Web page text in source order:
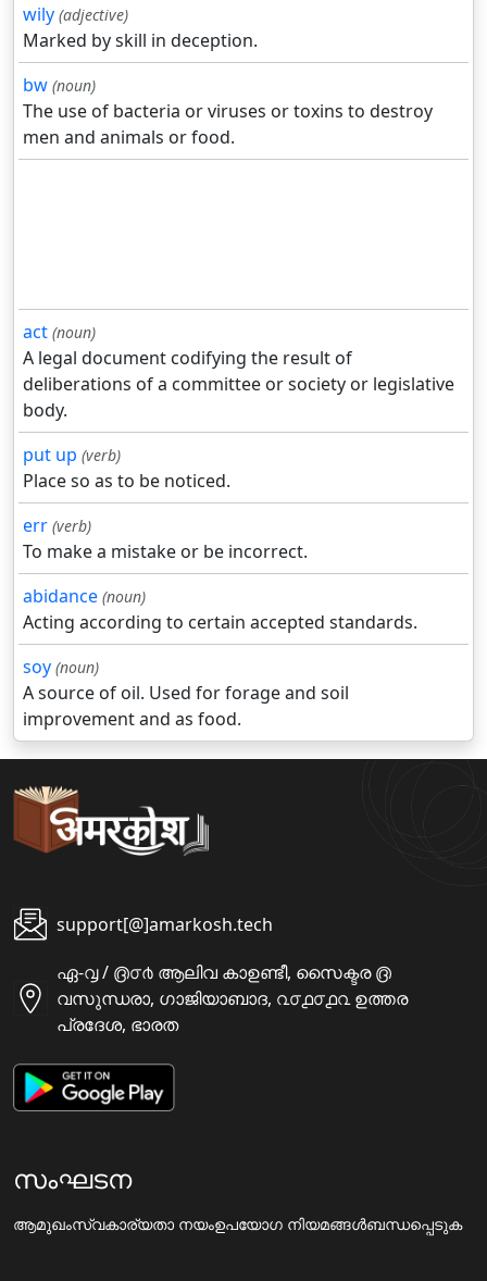
wily (adjective)
Marked by skill in deception.
bw (noun)
The use of bacteria or viruses or toxins to destroy
men and animals or food.
act (noun)
A legal document codifying the result of
deliberations of a committee or society or legislative
body.
put up (verb)
Place so as to be noticed.
err (verb)
To make a mistake or be incorrect.
abidance (noun)
Acting according to certain accepted standards.
soy (noun)
A source of oil. Used for forage and soil
improvement and as food.
support[@]amarkosh.tech
ഏ-൮ / ൫൦൪ ആലിവ കാഉണ്ടീ, സൈക്ടര ൫
വസുന്ധരാ, ഗാജിയാബാദ, ൨൦൧൦൧൨ ഉത്തര
പ്രദേശ, ഭാരത
സംഘടന
ആമുഖംസ്വകാര്യതാ നയംഉപയോഗ നിയമങ്ങൾബന്ധപ്പെടുക